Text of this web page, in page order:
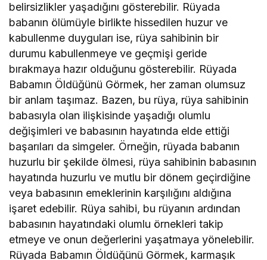
belirsizlikler yaşadığını gösterebilir. Rüyada
babanın ölümüyle birlikte hissedilen huzur ve
kabullenme duyguları ise, rüya sahibinin bir
durumu kabullenmeye ve geçmişi geride
bırakmaya hazır olduğunu gösterebilir. Rüyada
Babamın Öldüğünü Görmek, her zaman olumsuz
bir anlam taşımaz. Bazen, bu rüya, rüya sahibinin
babasıyla olan ilişkisinde yaşadığı olumlu
değişimleri ve babasının hayatında elde ettiği
başarıları da simgeler. Örneğin, rüyada babanın
huzurlu bir şekilde ölmesi, rüya sahibinin babasının
hayatında huzurlu ve mutlu bir dönem geçirdiğine
veya babasının emeklerinin karşılığını aldığına
işaret edebilir. Rüya sahibi, bu rüyanın ardından
babasının hayatındaki olumlu örnekleri takip
etmeye ve onun değerlerini yaşatmaya yönelebilir.
Rüyada Babamın Öldüğünü Görmek, karmaşık